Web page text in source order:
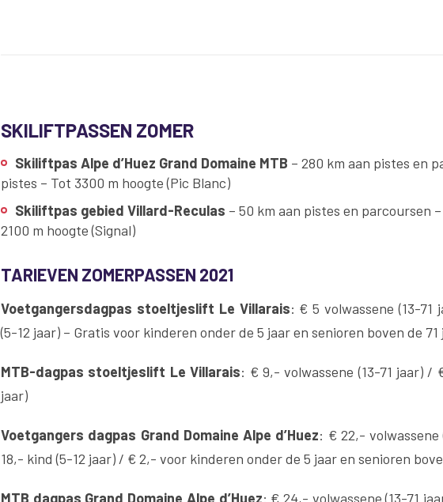
SKILIFTPASSEN ZOMER
Skiliftpas Alpe d’Huez Grand Domaine MTB – 280 km aan pistes en
pistes – Tot 3300 m hoogte (Pic Blanc)
Skiliftpas gebied Villard-Reculas – 50 km aan pistes en parcoursen
2100 m hoogte (Signal)
TARIEVEN ZOMERPASSEN 2021
Voetgangersdagpas stoeltjeslift Le Villarais: € 5 volwassene (13-
(5-12 jaar) – Gratis voor kinderen onder de 5 jaar en senioren boven de 71
MTB-dagpas stoeltjeslift Le Villarais: € 9,- volwassene (13-71 jaar) /
jaar)
Voetgangers dagpas Grand Domaine Alpe d’Huez: € 22,- volwassene
18,- kind (5-12 jaar) / € 2,- voor kinderen onder de 5 jaar en senioren
MTB dagpas Grand Domaine Alpe d’Huez: € 24,- volwassene (13-71